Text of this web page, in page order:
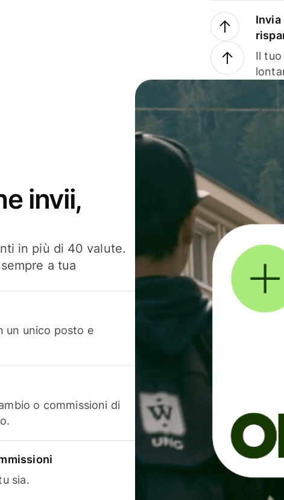
Invia
Il
invii,
in più di 40 valute.
a tua
un unico posto e
o commissioni di
sia.